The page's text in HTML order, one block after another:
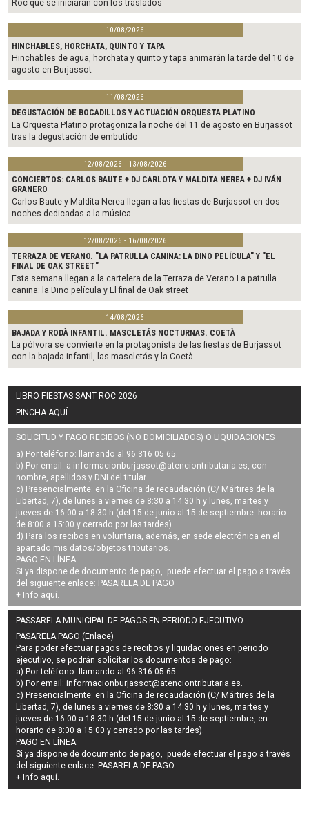
Roc que se iniciarán con los traslados
10/08/2026
HINCHABLES, HORCHATA, QUINTO Y TAPA
Hinchables de agua, horchata y quinto y tapa animarán la tarde del 10 de
agosto en Burjassot
11/08/2026
DEGUSTACIÓN DE BOCADILLOS Y ACTUACIÓN ORQUESTA PLATINO
La Orquesta Platino protagoniza la noche del 11 de agosto en Burjassot
tras la degustación de embutido
12/08/2026 - 13/08/2026
CONCIERTOS: CARLOS BAUTE + DJ CARLOTA Y MALDITA NEREA + DJ IVÁN
GRANERO
Carlos Baute y Maldita Nerea llegan a las fiestas de Burjassot en dos
noches dedicadas a la música
12/08/2026 - 16/08/2026
TERRAZA DE VERANO. "LA PATRULLA CANINA: LA DINO PELÍCULA" Y "EL
FINAL DE OAK STREET"
Esta semana llegan a la cartelera de la Terraza de Verano La patrulla
canina: la Dino película y El final de Oak street
14/08/2026
BAJADA Y RODÀ INFANTIL. MASCLETÁS NOCTURNAS. COETÀ
La pólvora se convierte en la protagonista de las fiestas de Burjassot
con la bajada infantil, las mascletás y la Coetà
LIBRO FIESTAS SANT ROC 2026
PINCHA AQUÍ
SOLICITUD Y PAGO RECIBOS (NO DOMICILIADOS) O LIQUIDACIONES
a) Por teléfono: llamando al 96 316 05 65.
b) Por email: a informacionburjassot@atenciontributaria.es, con
nombre, apellidos y DNI del titular.
c) Presencialmente: en la Oficina de recaudación (C/ Mártires de la
Libertad, 7), de lunes a viernes de 8:30 a 14:30 h y lunes, martes y
jueves de 16:00 a 18:30 h (del 15 de junio al 15 de septiembre: horario
de 8:00 a 15:00 y cerrado por las tardes).
d) Para los recibos en voluntaria, además, en sede electrónica en el
apartado mis datos/objetos tributarios.
PAGO EN LÍNEA:
Si ya dispone de documento de pago, puede efectuar el pago a través
del siguiente enlace: PASARELA DE PAGO
+ Info aquí.
PASSARELA MUNICIPAL DE PAGOS EN PERIODO EJECUTIVO
PASARELA PAGO (Enlace)
Para poder efectuar pagos derecibos y liquidaciones en periodo
ejecutivo, se podrán solicitar los documentos de pago:
a) Por teléfono: llamando al 96 316 05 65.
b) Por email:informacionburjassot@atenciontributaria.es.
c) Presencialmente: en la Oficina de recaudación (C/ Mártires de la
Libertad, 7), de lunes a viernes de 8:30 a 14:30 h y lunes, martes y
jueves de 16:00 a 18:30 h (del 15 de junio al 15 de septiembre, en
horario de 8:00 a 15:00 y cerrado por las tardes).
PAGO EN LÍNEA:
Si ya dispone de documento de pago, puede efectuar el pago a través
del siguiente enlace: PASARELA DE PAGO
+ Info aquí.